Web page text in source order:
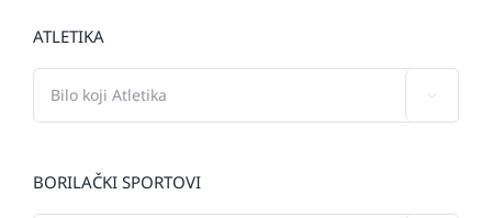
ATLETIKA
BORILAČKI SPORTOVI